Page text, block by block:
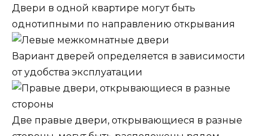
Двери в одной квартире могут быть
однотипными по направлению открывания
Вариант дверей определяется в зависимости
от удобства эксплуатации
Две правые двери, открывающиеся в разные